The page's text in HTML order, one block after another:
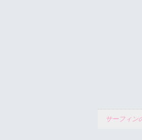
サーフィ